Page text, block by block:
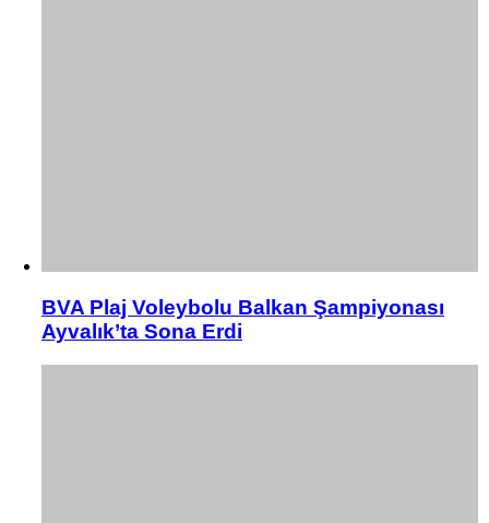
BVA Plaj Voleybolu Balkan Şampiyonası
Ayvalık’ta Sona Erdi